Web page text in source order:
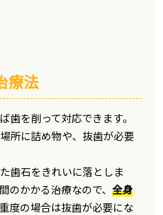
療法
歯を削って対応できます。
所に詰め物や、抜歯が必要
歯石をきれいに落としま
のかかる治療なので、全身
度の場合は抜歯が必要にな